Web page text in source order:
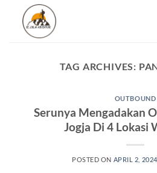
content
TAG ARCHIVES:
OUTBOUND
Serunya Mengadakan
Jogja Di 4 Lokasi
POSTED ON APRIL 2, 2024